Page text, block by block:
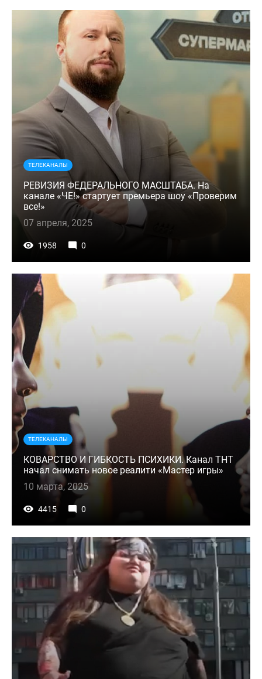
ТЕЛЕКАНАЛЫ
РЕВИЗИЯ ФЕДЕРАЛЬНОГО МАСШТАБА. На
канале «ЧЕ!» стартует премьера шоу «Проверим
все!»
07 апреля, 2025
1958 0
ТЕЛЕКАНАЛЫ
КОВАРСТВО И ГИБКОСТЬ ПСИХИКИ. Канал ТНТ
начал снимать новое реалити «Мастер игры»
10 марта, 2025
4415 0